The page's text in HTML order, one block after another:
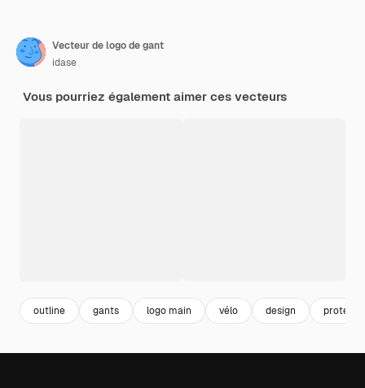
Vecteur de logo de gant
idase
Vous pourriez également aimer ces vecteurs
outline gants logo main vélo design